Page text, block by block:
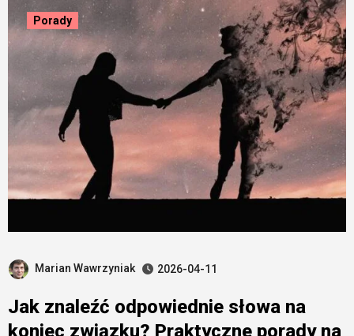
Porady
Marian Wawrzyniak 2026-04-11
Jak znaleźć odpowiednie słowa na
koniec związku? Praktyczne porady na